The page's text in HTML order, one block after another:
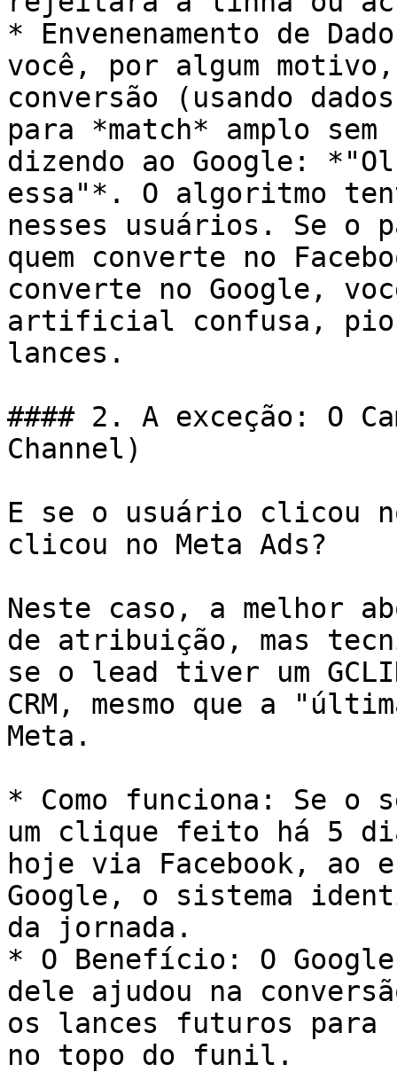
* Envenenamento de
você, por algum
conversão (usando
para *match* amplo
dizendo ao Google:
essa"*. O algoritmo
nesses usuários. Se o
quem converte no
converte no Google,
artificial confusa,
lances.
#### 2. A exceção: O
Channel)
E se o usuário clicou
clicou no Meta Ads?
Neste caso, a melhor
de atribuição, mas
se o lead tiver um
CRM, mesmo que a
Meta.
* Como funciona: Se o
um clique feito há 5
hoje via Facebook, ao
Google, o sistema
da jornada.
* O Benefício: O
dele ajudou na
os lances futuros para
no topo do funil.